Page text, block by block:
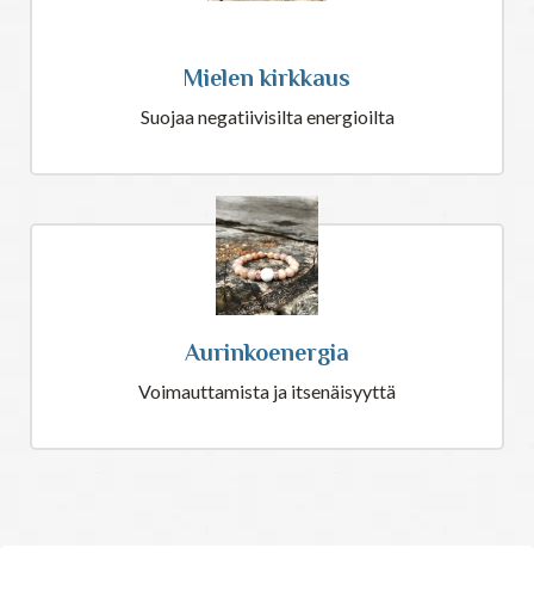
Mielen kirkkaus
Suojaa negatiivisilta energioilta
Aurinkoenergia
Voimauttamista ja itsenäisyyttä